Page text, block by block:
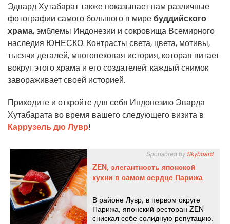
Эдвард Хутабарат также показывает нам различные
фотографии самого большого в миребуддийского
храма, эмблемы Индонезии и сокровища Всемирного
наследия ЮНЕСКО. Контрасты света, цвета, мотивы,
тысячи деталей, многовековая история, которая витает
вокруг этого храма и его создателей: каждый снимок
завораживает своей историей.
Приходите и откройте для себя Индонезию Эварда
Хутабарата во время вашего следующего визита в
Каррузель дю Лувр!